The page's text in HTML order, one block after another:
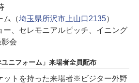
ム（埼玉県所沢市上山口2135）
ー、セレモニアルピッチ、イニング
会
ユニフォーム」来場者全員配布
ットを持った来場者※ビジター外野